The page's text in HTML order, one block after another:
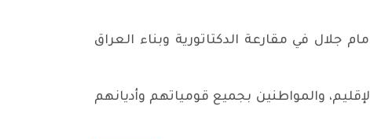
جلال في مقارعة الدكتاتورية وبناء العراق
والمواطنين بجميع قومياتهم وأديانهم